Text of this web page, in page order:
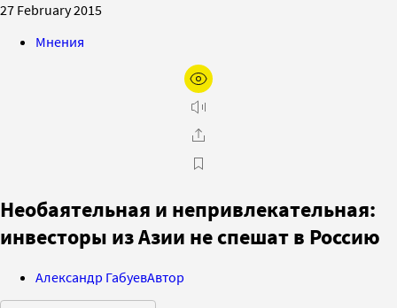
27 February 2015
Мнения
Необаятельная и непривлекательная:
инвесторы из Азии не спешат в Россию
Александр ГабуевАвтор